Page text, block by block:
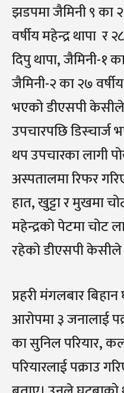
झडपमा जैमिनी ९ का
वर्षीय महेन्द्र थापा र
दिपु थापा, जैमिनी-१
जैमिनी-२ का २७
भएको डीएसपी
उपचारपछि
थप उपचारका लागी
अस्पतालमा रिफर
हात, खुट्टा र मुखमा
महेन्द्रको पेटमा चोट
रहेको डीएसपी केसीले
प्रहरी मंगलबार
आरोपमा ३ जनालाई
का सुनिल परियार,
परियारलाई पक्राउ